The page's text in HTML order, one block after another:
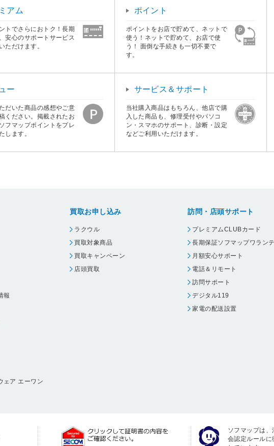
アム
トでさらにおトク！長期
安心のサポートサービス
ただけます。
ポイント
ポイントをお店で貯めて、ネットで
使う！ネットで貯めて、お店で使
う！ 面倒な手続きも一切不要で
す。
ー
だいた商品の感想やご意
ください。掲載されたお
フマップポイントをプレ
します。
サービス＆サポート
当社購入商品はもちろん、他店で購
入した商品も、修理受付やパソコ
ン・スマホのサポート、診断・設定
などご利用いただけます。
報
ェア エーワン
買取お申し込み
ラクウル
買取対象商品
買取キャンペーン
店頭買取
訪問・店頭サポート
プレミアムCLUBカード
長期保証ソフマップワラン
月額安心サポート
電話＆リモート
訪問サポート
デジタル119
家電の配送設置
ソフマップは
会認定ルールに